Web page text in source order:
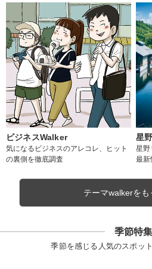
ビジネスWalker
気になるビジネスのアレコレ、ヒット
の裏側を徹底調査
星
星野
最新
テーマwalkerをも
季節特集
季節を感じる人気のスポッ